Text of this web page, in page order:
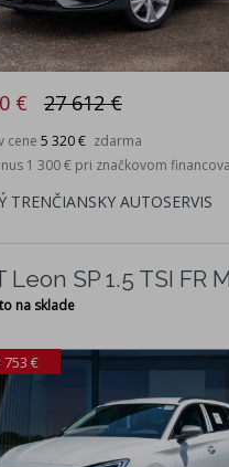
€ 27 612 €
cene 5 320 € zdarma
1 300 € pri značkovom
TRENČIANSKY AUTOSERVIS
Leon SP 1.5 TSI FR
na sklade
753 €